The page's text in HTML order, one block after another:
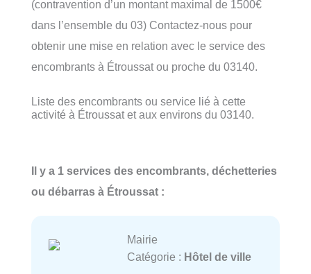
(contravention d’un montant maximal de 1500€
dans l’ensemble du 03) Contactez-nous pour
obtenir une mise en relation avec le service des
encombrants à Étroussat ou proche du 03140.
Liste des encombrants ou service lié à cette
activité à Étroussat et aux environs du 03140.
Il y a 1 services des encombrants, déchetteries
ou débarras à Étroussat :
Mairie
Catégorie : Hôtel de ville